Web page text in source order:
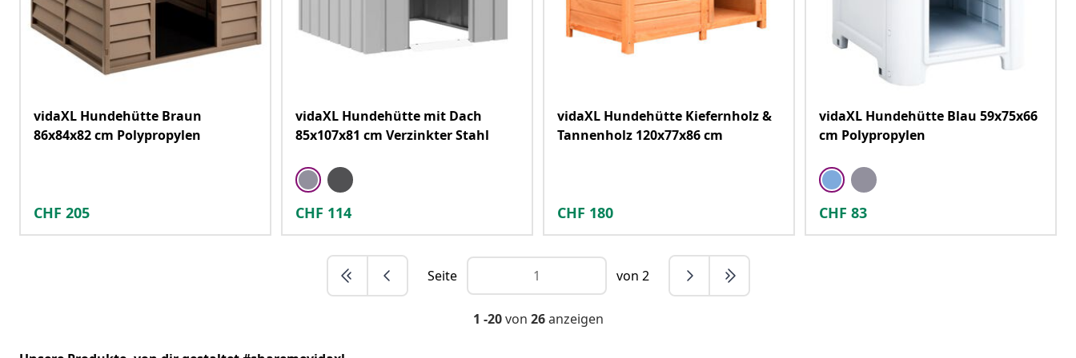
vidaXL Hundehütte Braun
86x84x82 cm Polypropylen
CHF 205
vidaXL Hundehütte mit Dach
85x107x81 cm Verzinkter Stahl
CHF 114
vidaXL Hundehütte Kiefernholz &
Tannenholz 120x77x86 cm
CHF 180
vidaXL Hundehütte Blau 59x75x66
cm Polypropylen
CHF 83
Seite von 2
1 -20von 26anzeigen